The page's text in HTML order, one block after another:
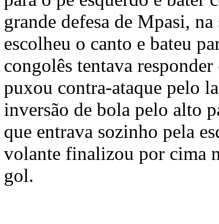
grande defesa de Mpasi,
escolheu o canto e bateu
congolês tentava
puxou contra-ataque pelo
inversão de bola pelo alto
que entrava sozinho pela
volante finalizou por cima
gol.